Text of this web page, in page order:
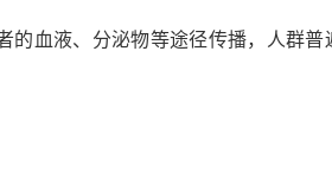
的血液、分泌物等途径传播，人群普